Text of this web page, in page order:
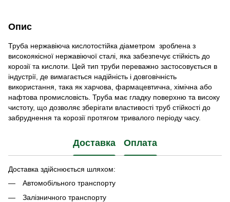
Опис
Труба нержавіюча кислотостійка діаметром зроблена з
високоякісної нержавіючої сталі, яка забезпечує стійкість до
корозії та кислоти. Цей тип труби переважно застосовується в
індустрії, де вимагається надійність і довговічність
використання, така як харчова, фармацевтична, хімічна або
нафтова промисловість. Труба має гладку поверхню та високу
чистоту, що дозволяє зберігати властивості труб стійкості до
забруднення та корозії протягом тривалого періоду часу.
Доставка Оплата
Доставка здійснюється шляхом:
Автомобільного транспорту
Залізничного транспорту